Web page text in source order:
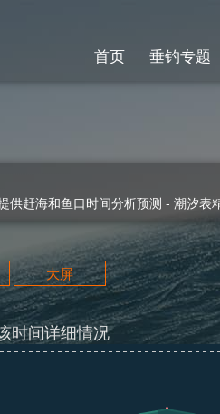
首页 垂钓专题
供赶海和鱼口时间分析预测 - 潮汐表
大屏
时间详细情况